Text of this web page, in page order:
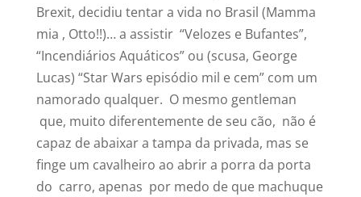
Brexit, decidiu tentar a vida no Brasil (Mamma
mia , Otto!!)… a assistir “Velozes e Bufantes”,
“Incendiários Aquáticos” ou (scusa, George
Lucas) “Star Wars episódio mil e cem” com um
namorado qualquer. O mesmo gentleman
que, muito diferentemente de seu cão, não é
capaz de abaixar a tampa da privada, mas se
finge um cavalheiro ao abrir a porra da porta
do carro, apenas por medo de que machuque